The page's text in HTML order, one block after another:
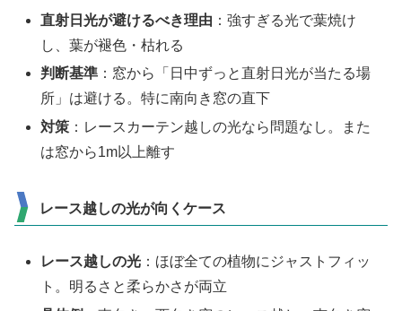
直射日光が避けるべき理由 ：強すぎる光で葉焼け
し、葉が褪色・枯れる
判断基準 ：窓から「日中ずっと直射日光が当たる場
所」は避ける。特に南向き窓の直下
対策 ：レースカーテン越しの光なら問題なし。また
は窓から1m以上離す
レース越しの光が向くケース
レース越しの光 ：ほぼ全ての植物にジャストフィッ
ト。明るさと柔らかさが両立